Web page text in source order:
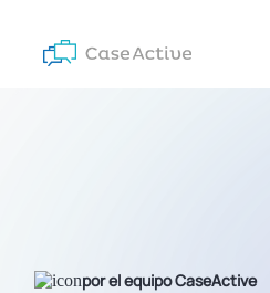
por el equipo CaseActive